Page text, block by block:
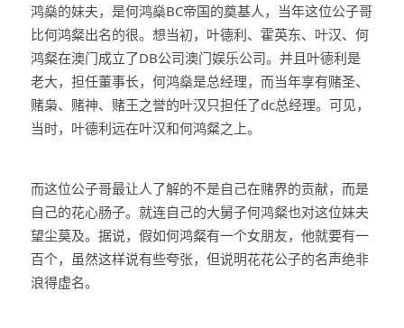
鸿燊的妹夫，是何鸿燊BC帝国的奠基人，当年这位公子哥
比何鸿粲出名的很。想当初，叶德利、霍英东、叶汉、何
鸿粲在澳门成立了DB公司澳门娱乐公司。并且叶德利是
老大，担任董事长，何鸿燊是总经理，而当年享有赌圣、
赌枭、赌神、赌王之誉的叶汉只担任了dc总经理。可见，
当时，叶德利远在叶汉和何鸿粲之上。
而这位公子哥最让人了解的不是自己在赌界的贡献，而是
自己的花心肠子。就连自己的大舅子何鸿粲也对这位妹夫
望尘莫及。据说，假如何鸿粲有一个女朋友，他就要有一
百个，虽然这样说有些夸张，但说明花花公子的名声绝非
浪得虚名。